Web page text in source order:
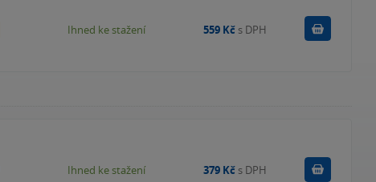
Ihned ke stažení 559 Kč s DPH Koupit
Ihned ke stažení 379 Kč s DPH Koupit